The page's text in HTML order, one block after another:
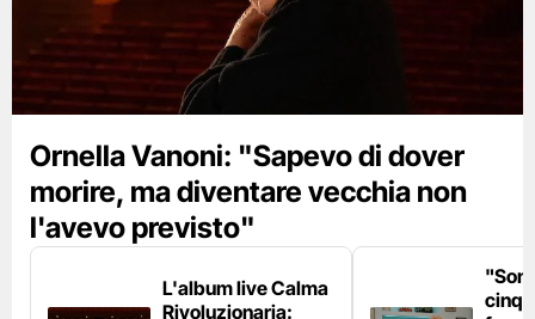
Ornella Vanoni: "Sapevo di dover
morire, ma diventare vecchia non
l'avevo previsto"
L'album live Calma
Rivoluzionaria: